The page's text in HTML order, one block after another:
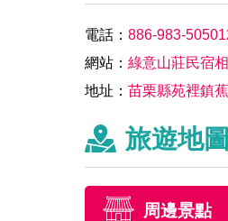
電話：886-983-
網站：綠意山莊民宿
地址：苗栗縣苑裡鎮
旅遊地圖
周邊景點